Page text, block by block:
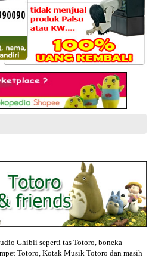
Ghibli seperti tas Totoro, boneka
Totoro, Kotak Musik Totoro dan masih